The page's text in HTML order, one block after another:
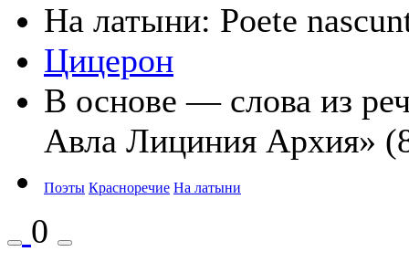
На латыни: Poete
Цицерон
В основе — слова из
Авла Лициния Архия»
Поэты Красноречие На латыни
0